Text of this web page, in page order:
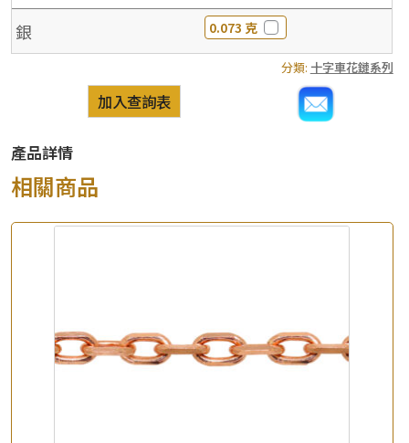
銀 0.073 克
分類: 十字車花鏈系列
加入查詢表
產品詳情
相關商品